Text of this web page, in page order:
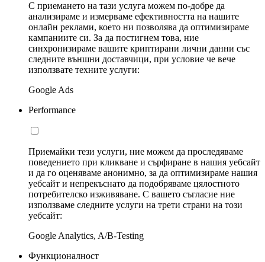
С приемането на тази услуга можем по-добре да
анализираме и измерваме ефективността на нашите
онлайн реклами, което ни позволява да оптимизираме
кампаниите си. За да постигнем това, ние
синхронизираме вашите криптирани лични данни със
следните външни доставчици, при условие че вече
използвате техните услуги:
Google Ads
Performance
Приемайки тези услуги, ние можем да проследяваме
поведението при кликване и сърфиране в нашия уебсайт
и да го оценяваме анонимно, за да оптимизираме нашия
уебсайт и непрекъснато да подобряваме цялостното
потребителско изживяване. С вашето съгласие ние
използваме следните услуги на трети страни на този
уебсайт:
Google Analytics, A/B-Testing
Функционалност